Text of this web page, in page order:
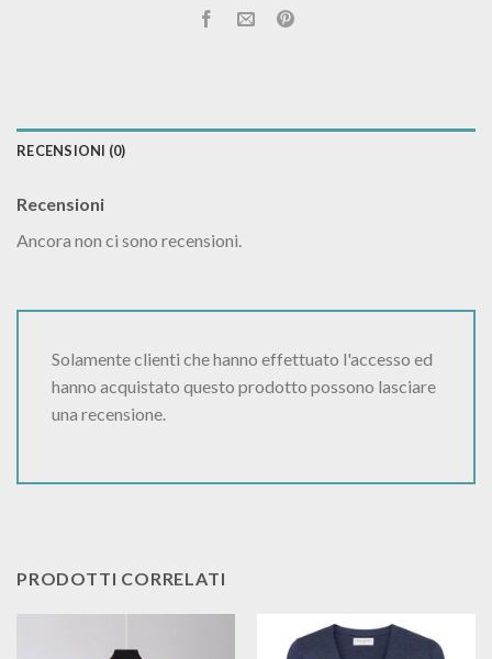
RECENSIONI (0)
Recensioni
Ancora non ci sono recensioni.
Solamente clienti che hanno effettuato l'accesso ed
hanno acquistato questo prodotto possono lasciare
una recensione.
PRODOTTI CORRELATI